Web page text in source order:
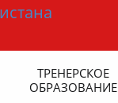
ТРЕНЕРСКОЕ
ОБРАЗОВАНИЕ